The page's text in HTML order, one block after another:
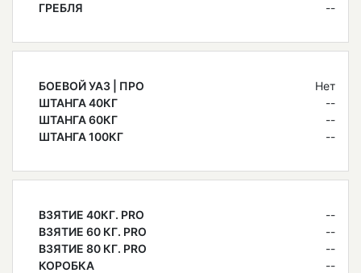
ГРЕБЛЯ
--
БОЕВОЙ УАЗ | ПРО
Нет
ШТАНГА 40КГ
--
ШТАНГА 60КГ
--
ШТАНГА 100КГ
--
ВЗЯТИЕ 40КГ. PRO
--
ВЗЯТИЕ 60 КГ. PRO
--
ВЗЯТИЕ 80 КГ. PRO
--
КОРОБКА
--